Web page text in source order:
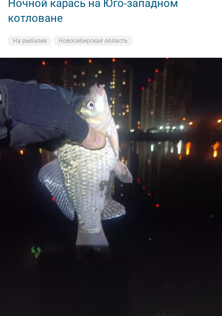
Ночной карась на Юго-западном
котловане
На рыбалке Новосибирская область